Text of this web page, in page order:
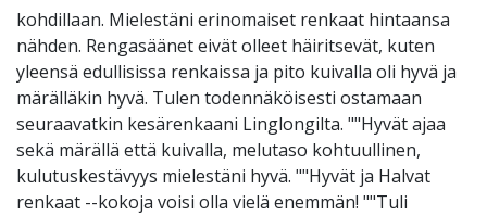
kohdillaan. Mielestäni erinomaiset renkaat hintaansa
nähden. Rengasäänet eivät olleet häiritsevät, kuten
yleensä edullisissa renkaissa ja pito kuivalla oli hyvä ja
märälläkin hyvä. Tulen todennäköisesti ostamaan
seuraavatkin kesärenkaani Linglongilta. ""Hyvät ajaa
sekä märällä että kuivalla, melutaso kohtuullinen,
kulutuskestävyys mielestäni hyvä. ""Hyvät ja Halvat
renkaat --kokoja voisi olla vielä enemmän! ""Tuli